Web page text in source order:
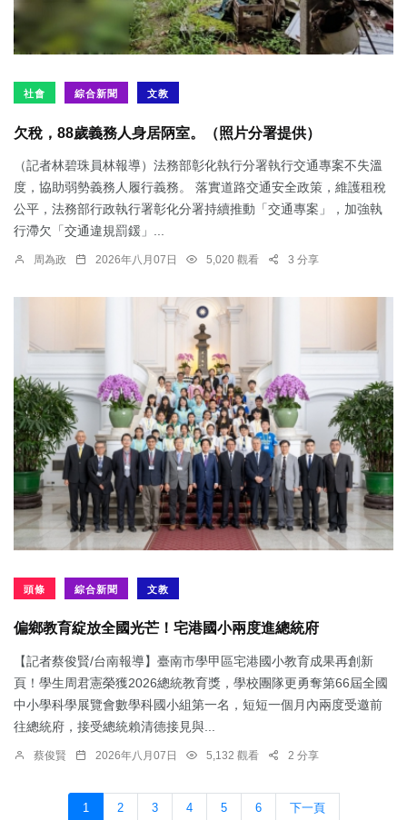
社會 綜合新聞 文教
欠稅，88歲義務人身居陃室。（照片分署提供）
（記者林碧珠員林報導）法務部彰化執行分署執行交通專案不失溫
度，協助弱勢義務人履行義務。 落實道路交通安全政策，維護租稅
公平，法務部行政執行署彰化分署持續推動「交通專案」，加強執
行滯欠「交通違規罰鍰」...
周為政 2026年八月07日 5,020 觀看 3 分享
頭條 綜合新聞 文教
偏鄉教育綻放全國光芒！宅港國小兩度進總統府
【記者蔡俊賢/台南報導】臺南市學甲區宅港國小教育成果再創新
頁！學生周君憲榮獲2026總統教育獎，學校團隊更勇奪第66屆全國
中小學科學展覽會數學科國小組第一名，短短一個月內兩度受邀前
往總統府，接受總統賴清德接見與...
蔡俊賢 2026年八月07日 5,132 觀看 2 分享
1 2 3 4 5 6 下一頁